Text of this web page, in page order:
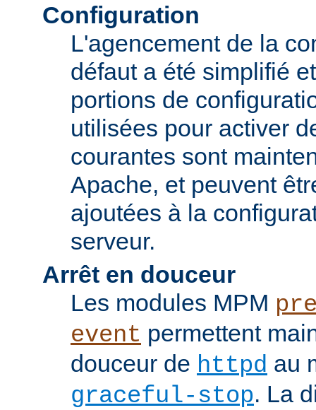
Configuration
L'agencement de la
défaut a été simplifié
portions de
utilisées pour activer
courantes sont
Apache, et peuvent
ajoutées à la
serveur.
Arrêt en douceur
Les modules MPM
event permettent
douceur de httpd au
graceful-stop. La